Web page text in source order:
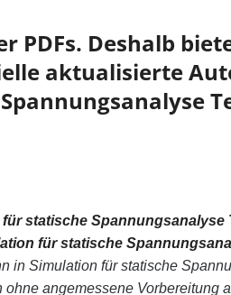
PDFs. Deshalb
aktualisierte
statische Spannungsanalyse
für statische
in Simulation für statische
angemessene Vorbereitung